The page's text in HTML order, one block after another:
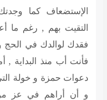
الإستضعاف كما
التقيت بهم , رغم ما
فقدك لوالدك في الحج
فأنت أب منذ البداية ,
دعوات حمزة و خولة التي
و أن أراهم في عز من